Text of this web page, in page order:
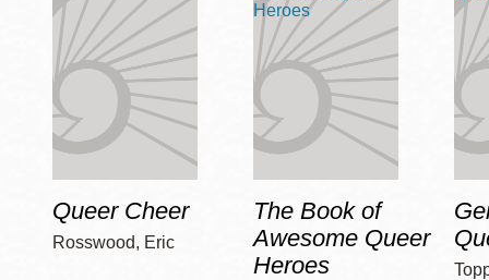
Queer Cheer
Rosswood, Eric
The Book of
Awesome Queer
Heroes